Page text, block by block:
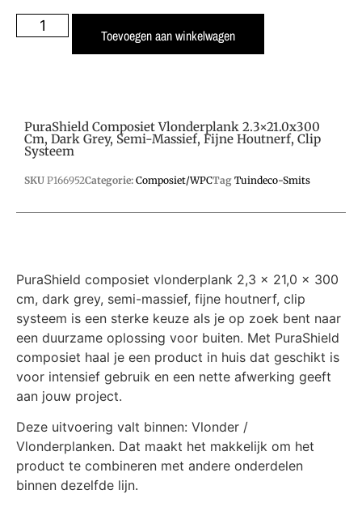
Toevoegen aan winkelwagen
PuraShield Composiet Vlonderplank 2.3×21.0x300
Cm, Dark Grey, Semi-Massief, Fijne Houtnerf, Clip
Systeem
SKU P166952Categorie: Composiet/WPCTag Tuindeco-Smits
PuraShield composiet vlonderplank 2,3 x 21,0 x 300
cm, dark grey, semi-massief, fijne houtnerf, clip
systeem is een sterke keuze als je op zoek bent naar
een duurzame oplossing voor buiten. Met PuraShield
composiet haal je een product in huis dat geschikt is
voor intensief gebruik en een nette afwerking geeft
aan jouw project.
Deze uitvoering valt binnen: Vlonder /
Vlonderplanken. Dat maakt het makkelijk om het
product te combineren met andere onderdelen
binnen dezelfde lijn.